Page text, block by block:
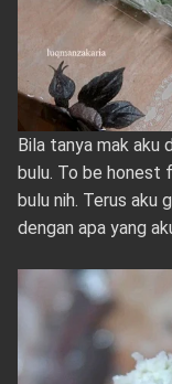
Bila tanya mak aku
bulu. To be honest
bulu nih. Terus aku
dengan apa yang